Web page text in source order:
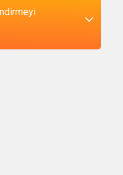
çalışır.
talep etmiyoruz ve